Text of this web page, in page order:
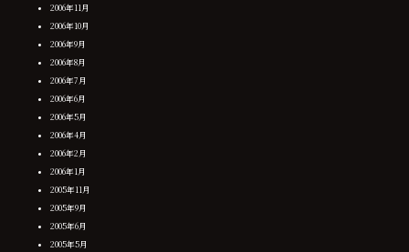
2006年11月
2006年10月
2006年9月
2006年8月
2006年7月
2006年6月
2006年5月
2006年4月
2006年2月
2006年1月
2005年11月
2005年9月
2005年6月
2005年5月